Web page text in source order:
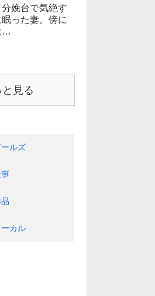
娩台で気絶す
った妻。傍に
…
見る
ールズ
ーカル